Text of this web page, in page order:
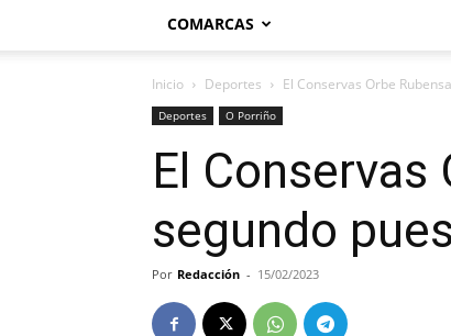
COMARCAS
Inicio Deportes El Conservas Orbe
Deportes O Porriño
El Conservas
segundo
Por Redacción - 15/02/2023